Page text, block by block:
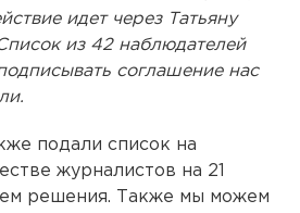
идет через Татьяну
из 42 наблюдателей
соглашение нас
подали список на
журналистов на 21
решения. Также мы можем